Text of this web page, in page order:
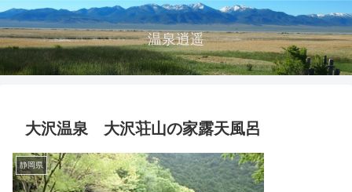
温泉逍遥
大沢温泉 大沢荘山の家露天風呂
静岡県